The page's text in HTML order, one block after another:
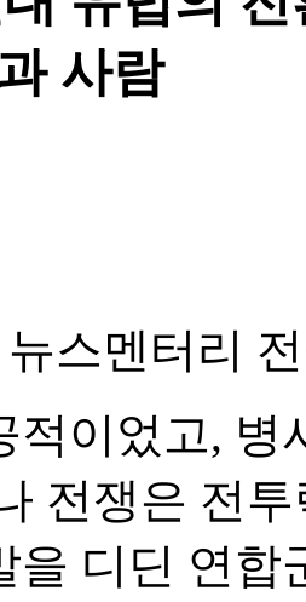
사람
뉴스멘터리
적이었고, 병
전쟁은 전
을 디딘 연합